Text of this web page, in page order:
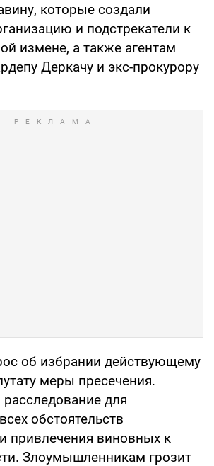
которые создали
и подстрекатели к
измене, а также агентам
Деркачу и экс-прокурору
об избрании действующему
меры пресечения.
для
обстоятельств
привлечения виновных к
Злоумышленникам грозит